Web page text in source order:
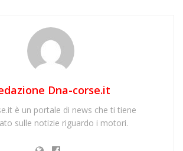
Dna-corse.it
è un portale di news che ti tiene
sulle notizie riguardo i motori.